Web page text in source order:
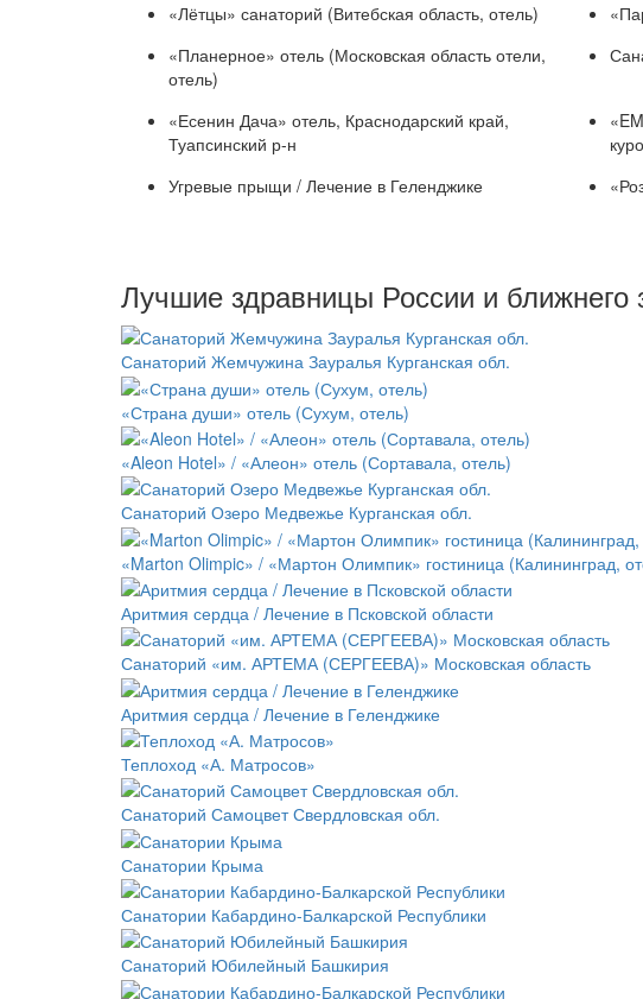
«Лётцы» санаторий (Витебская область, отель)
«Планерное» отель (Московская область отели,
отель)
«Есенин Дача» отель, Краснодарский край,
Туапсинский р-н
Угревые прыщи / Лечение в Геленджике
Лучшие здравницы России и ближнего
Санаторий Жемчужина Зауралья Курганская обл.
«Страна души» отель (Сухум, отель)
«Aleon Hotel» / «Алеон» отель (Сортавала, отель)
Санаторий Озеро Медвежье Курганская обл.
«Marton Olimpic» / «Мартон Олимпик» гостиница (Калининград,
Аритмия сердца / Лечение в Псковской области
Санаторий «им. АРТЕМА (СЕРГЕЕВА)» Московская область
Аритмия сердца / Лечение в Геленджике
Теплоход «А. Матросов»
Санаторий Самоцвет Свердловская обл.
Санатории Крыма
Санатории Кабардино-Балкарской Республики
Санаторий Юбилейный Башкирия